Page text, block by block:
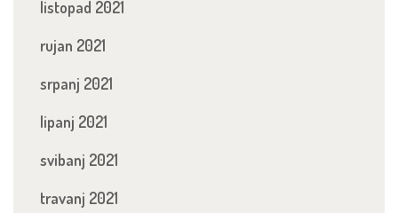
listopad 2021
rujan 2021
srpanj 2021
lipanj 2021
svibanj 2021
travanj 2021